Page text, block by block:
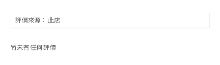
尚未有任何評價